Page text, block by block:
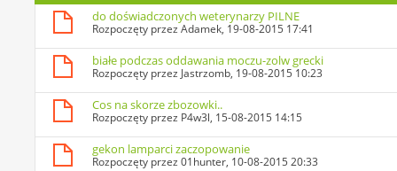
do doświadczonych weterynarzy PILNE
Rozpoczęty przezAdamek, 19-08-2015 17:41
białe podczas oddawania moczu-zolw grecki
Rozpoczęty przez Jastrzomb, 19-08-2015 10:23
Cos na skorze zbozowki..
Rozpoczęty przez P4w3l, 15-08-2015 14:15
gekon lamparci zaczopowanie
Rozpoczęty przez01hunter, 10-08-2015 20:33